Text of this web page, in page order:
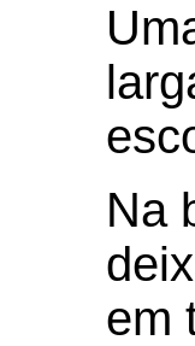
Na
em